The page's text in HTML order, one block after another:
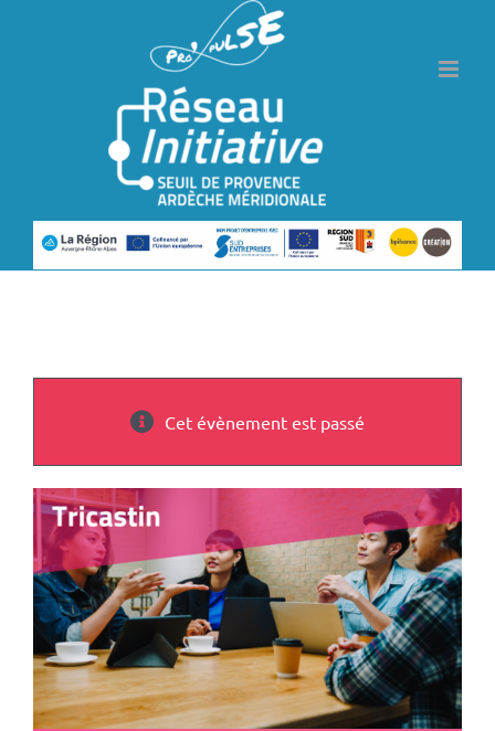
Cet évènement est passé